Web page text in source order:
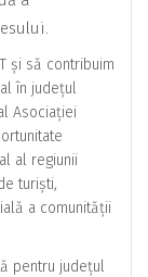
și să contribuim
în județul
Asociației
al regiunii
turiști,
a comunității
pentru județul